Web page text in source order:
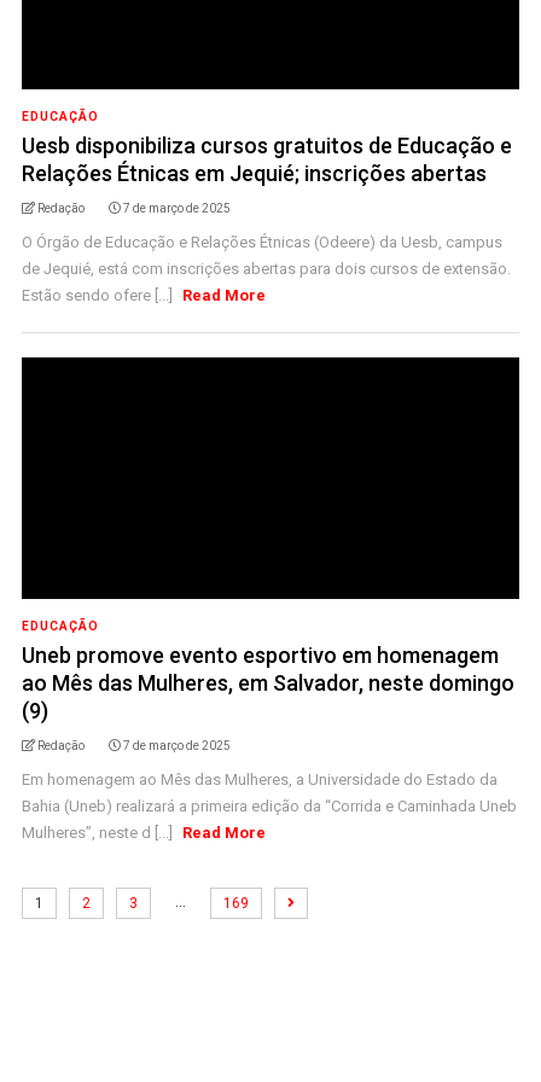
EDUCAÇÃO
Uesb disponibiliza cursos gratuitos de Educação e
Relações Étnicas em Jequié; inscrições abertas
Redação 7 de março de 2025
O Órgão de Educação e Relações Étnicas (Odeere) da Uesb, campus
de Jequié, está com inscrições abertas para dois cursos de extensão.
Estão sendo ofere [...]
Read More
EDUCAÇÃO
Uneb promove evento esportivo em homenagem
ao Mês das Mulheres, em Salvador, neste domingo
(9)
Redação 7 de março de 2025
Em homenagem ao Mês das Mulheres, a Universidade do Estado da
Bahia (Uneb) realizará a primeira edição da “Corrida e Caminhada Uneb
Mulheres”, neste d [...]
Read More
1 2 3 … 169